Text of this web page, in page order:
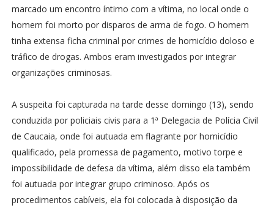
marcado um encontro íntimo com a vítima, no local onde o
homem foi morto por disparos de arma de fogo. O homem
tinha extensa ficha criminal por crimes de homicídio doloso e
tráfico de drogas. Ambos eram investigados por integrar
organizações criminosas.
A suspeita foi capturada na tarde desse domingo (13), sendo
conduzida por policiais civis para a 1ª Delegacia de Polícia Civil
de Caucaia, onde foi autuada em flagrante por homicídio
qualificado, pela promessa de pagamento, motivo torpe e
impossibilidade de defesa da vítima, além disso ela também
foi autuada por integrar grupo criminoso. Após os
procedimentos cabíveis, ela foi colocada à disposição da